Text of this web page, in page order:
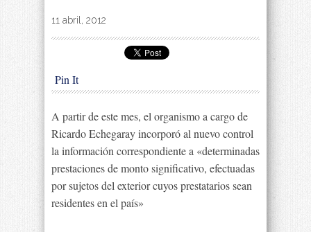
By|
11 abril, 2012
Pin It
A partir de este mes, el organismo a cargo de
Ricardo Echegaray incorporó al nuevo control
la información correspondiente a «determinadas
prestaciones de monto significativo, efectuadas
por sujetos del exterior cuyos prestatarios sean
residentes en el país»